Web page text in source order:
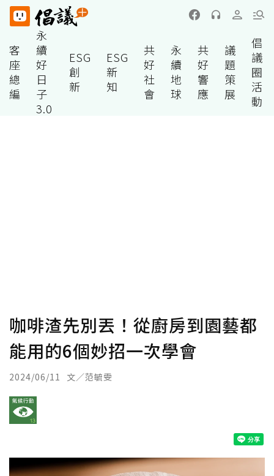
客
座
總
編
永
續
好
日
子
3.0
ESG
創
新
ESG
新
知
共
好
社
會
永
續
地
球
共
好
響
應
議
題
策
展
倡
議
圈
活
動
咖啡渣先別丟！從廚房到園藝都
能用的6個妙招一次學會
2024/06/11 文／范毓雯